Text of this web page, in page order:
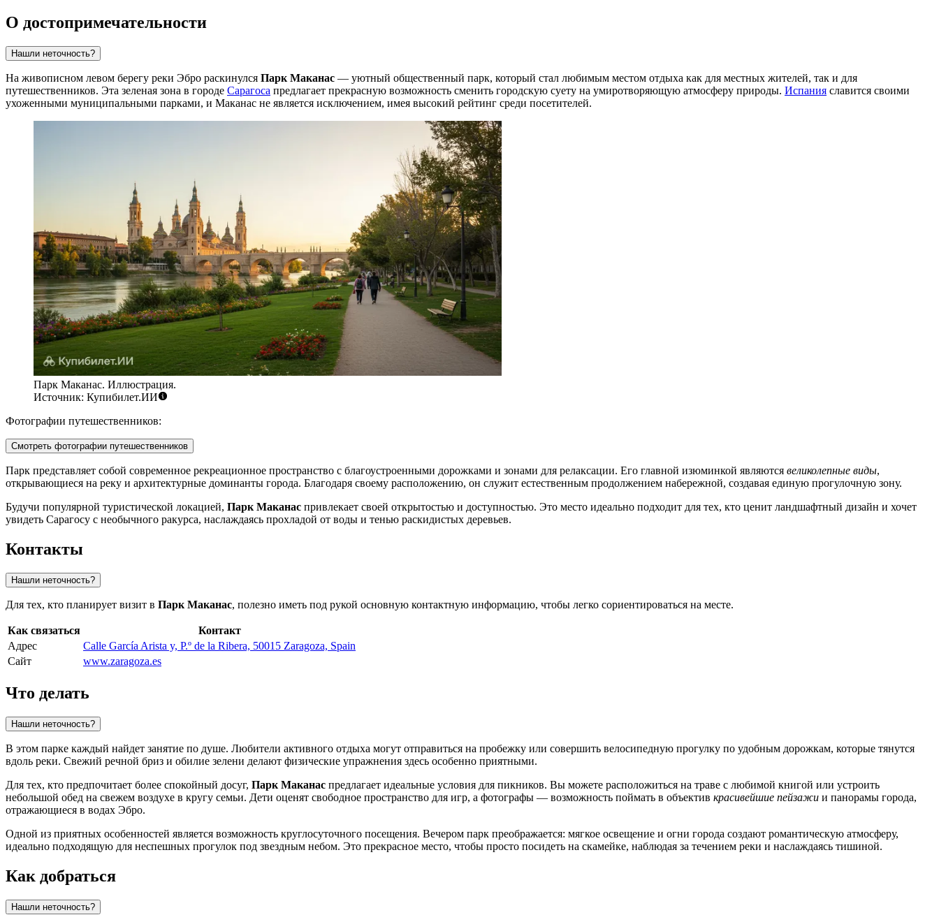
О достопримечательности
Нашли неточность?
На живописном левом берегу реки Эбро раскинулся Парк Маканас — уютный общественный парк, который стал любимым местом отдыха как для местных жителей, так и для
путешественников. Эта зеленая зона в городе Сарагоса предлагает прекрасную возможность сменить городскую суету на умиротворяющую атмосферу природы. Испания славится своими
ухоженными муниципальными парками, и Маканас не является исключением, имея высокий рейтинг среди посетителей.
Парк Маканас. Иллюстрация.
Источник: Купибилет.ИИ
Фотографии путешественников:
Смотреть фотографии путешественников
Парк представляет собой современное рекреационное пространство с благоустроенными дорожками и зонами для релаксации. Его главной изюминкой являются великолепные виды,
открывающиеся на реку и архитектурные доминанты города. Благодаря своему расположению, он служит естественным продолжением набережной, создавая единую прогулочную зону.
Будучи популярной туристической локацией, Парк Маканас привлекает своей открытостью и доступностью. Это место идеально подходит для тех, кто ценит ландшафтный дизайн и хочет
увидеть Сарагосу с необычного ракурса, наслаждаясь прохладой от воды и тенью раскидистых деревьев.
Контакты
Нашли неточность?
Для тех, кто планирует визит в Парк Маканас, полезно иметь под рукой основную контактную информацию, чтобы легко сориентироваться на месте.
Как связаться
Контакт
Адрес
Calle García Arista y, P.º de la Ribera, 50015 Zaragoza, Spain
Сайт
www.zaragoza.es
Что делать
Нашли неточность?
В этом парке каждый найдет занятие по душе. Любители активного отдыха могут отправиться на пробежку или совершить велосипедную прогулку по удобным дорожкам, которые тянутся
вдоль реки. Свежий речной бриз и обилие зелени делают физические упражнения здесь особенно приятными.
Для тех, кто предпочитает более спокойный досуг, Парк Маканас предлагает идеальные условия для пикников. Вы можете расположиться на траве с любимой книгой или устроить
небольшой обед на свежем воздухе в кругу семьи. Дети оценят свободное пространство для игр, а фотографы — возможность поймать в объектив красивейшие пейзажи и панорамы города,
отражающиеся в водах Эбро.
Одной из приятных особенностей является возможность круглосуточного посещения. Вечером парк преображается: мягкое освещение и огни города создают романтическую атмосферу,
идеально подходящую для неспешных прогулок под звездным небом. Это прекрасное место, чтобы просто посидеть на скамейке, наблюдая за течением реки и наслаждаясь тишиной.
Как добраться
Нашли неточность?